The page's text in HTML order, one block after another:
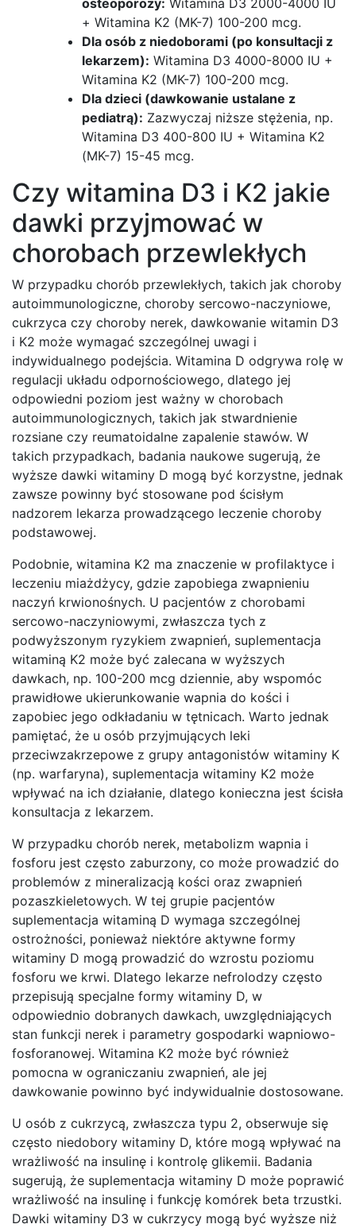
+ Witamina K2 (MK-7) 100-200 mcg.
Dla osób z niedoborami (po konsultacji z
lekarzem): Witamina D3 4000-8000 IU +
Witamina K2 (MK-7) 100-200 mcg.
Dla dzieci (dawkowanie ustalane z
pediatrą): Zazwyczaj niższe stężenia, np.
Witamina D3 400-800 IU + Witamina K2
(MK-7) 15-45 mcg.
Czy witamina D3 i K2 jakie
dawki przyjmować w
chorobach przewlekłych
W przypadku chorób przewlekłych, takich jak choroby
autoimmunologiczne, choroby sercowo-naczyniowe,
cukrzyca czy choroby nerek, dawkowanie witamin D3
i K2 może wymagać szczególnej uwagi i
indywidualnego podejścia. Witamina D odgrywa rolę w
regulacji układu odpornościowego, dlatego jej
odpowiedni poziom jest ważny w chorobach
autoimmunologicznych, takich jak stwardnienie
rozsiane czy reumatoidalne zapalenie stawów. W
takich przypadkach, badania naukowe sugerują, że
wyższe dawki witaminy D mogą być korzystne, jednak
zawsze powinny być stosowane pod ścisłym
nadzorem lekarza prowadzącego leczenie choroby
podstawowej.
Podobnie, witamina K2 ma znaczenie w profilaktyce i
leczeniu miażdżycy, gdzie zapobiega zwapnieniu
naczyń krwionośnych. U pacjentów z chorobami
sercowo-naczyniowymi, zwłaszcza tych z
podwyższonym ryzykiem zwapnień, suplementacja
witaminą K2 może być zalecana w wyższych
dawkach, np. 100-200 mcg dziennie, aby wspomóc
prawidłowe ukierunkowanie wapnia do kości i
zapobiec jego odkładaniu w tętnicach. Warto jednak
pamiętać, że u osób przyjmujących leki
przeciwzakrzepowe z grupy antagonistów witaminy K
(np. warfaryna), suplementacja witaminy K2 może
wpływać na ich działanie, dlatego konieczna jest ścisła
konsultacja z lekarzem.
W przypadku chorób nerek, metabolizm wapnia i
fosforu jest często zaburzony, co może prowadzić do
problemów z mineralizacją kości oraz zwapnień
pozaszkieletowych. W tej grupie pacjentów
suplementacja witaminą D wymaga szczególnej
ostrożności, ponieważ niektóre aktywne formy
witaminy D mogą prowadzić do wzrostu poziomu
fosforu we krwi. Dlatego lekarze nefrolodzy często
przepisują specjalne formy witaminy D, w
odpowiednio dobranych dawkach, uwzględniających
stan funkcji nerek i parametry gospodarki wapniowo-
fosforanowej. Witamina K2 może być również
pomocna w ograniczaniu zwapnień, ale jej
dawkowanie powinno być indywidualnie dostosowane.
U osób z cukrzycą, zwłaszcza typu 2, obserwuje się
często niedobory witaminy D, które mogą wpływać na
wrażliwość na insulinę i kontrolę glikemii. Badania
sugerują, że suplementacja witaminy D może poprawić
wrażliwość na insulinę i funkcję komórek beta trzustki.
Dawki witaminy D3 w cukrzycy mogą być wyższe niż